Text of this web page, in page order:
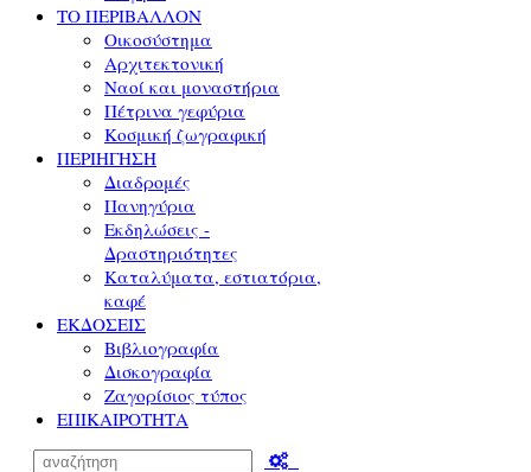
ΤΟ ΠΕΡΙΒΑΛΛΟΝ
Οικοσύστημα
Αρχιτεκτονική
Ναοί και μοναστήρια
Πέτρινα γεφύρια
Κοσμική ζωγραφική
ΠΕΡΙΗΓΗΣΗ
Διαδρομές
Πανηγύρια
Εκδηλώσεις -
Δραστηριότητες
Καταλύματα, εστιατόρια,
καφέ
ΕΚΔΟΣΕΙΣ
Βιβλιογραφία
Δισκογραφία
Ζαγορίσιος τύπος
ΕΠΙΚΑΙΡΟΤΗΤΑ